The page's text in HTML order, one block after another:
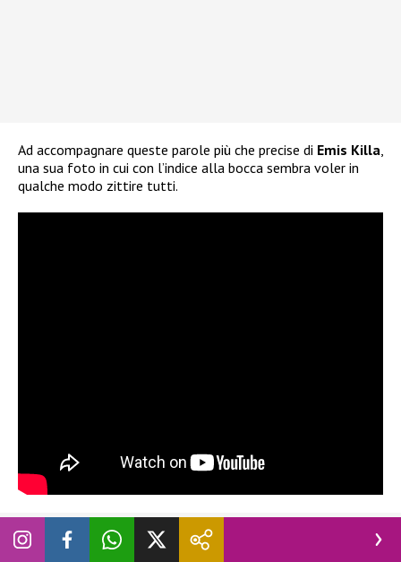
Ad accompagnare queste parole più che precise di Emis Killa,
una sua foto in cui con l’indice alla bocca sembra voler in
qualche modo zittire tutti.